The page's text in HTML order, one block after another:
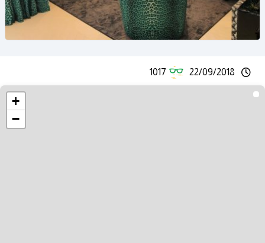
22/09/2018
1017
+
−